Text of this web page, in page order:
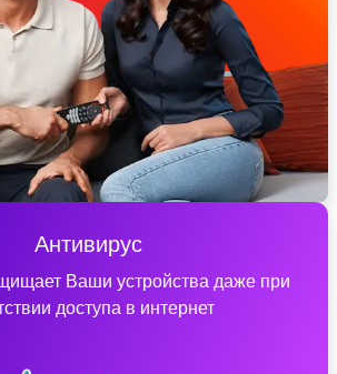
Антивирус
Ваши устройства даже при
доступа в интернет